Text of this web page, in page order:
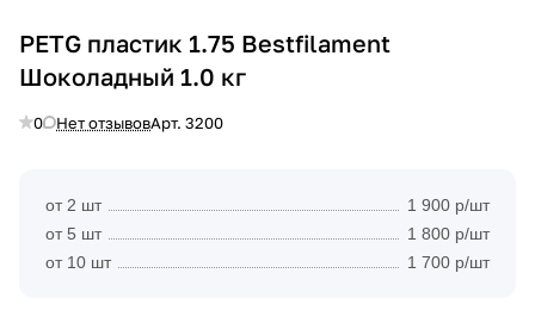
PETG пластик 1.75 Bestfilament
Шоколадный 1.0 кг
0 Нет отзывовАрт. 3200
от 2 шт
1 900 р/шт
от 5 шт
1 800 р/шт
от 10 шт
1 700 р/шт